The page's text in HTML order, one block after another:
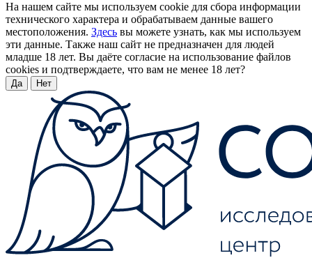
На нашем сайте мы используем cookie для сбора информации
технического характера и обрабатываем данные вашего
местоположения. Здесь вы можете узнать, как мы используем
эти данные. Также наш сайт не предназначен для людей
младше 18 лет. Вы даёте согласие на использование файлов
cookies и подтверждаете, что вам не менее 18 лет?
Да Нет